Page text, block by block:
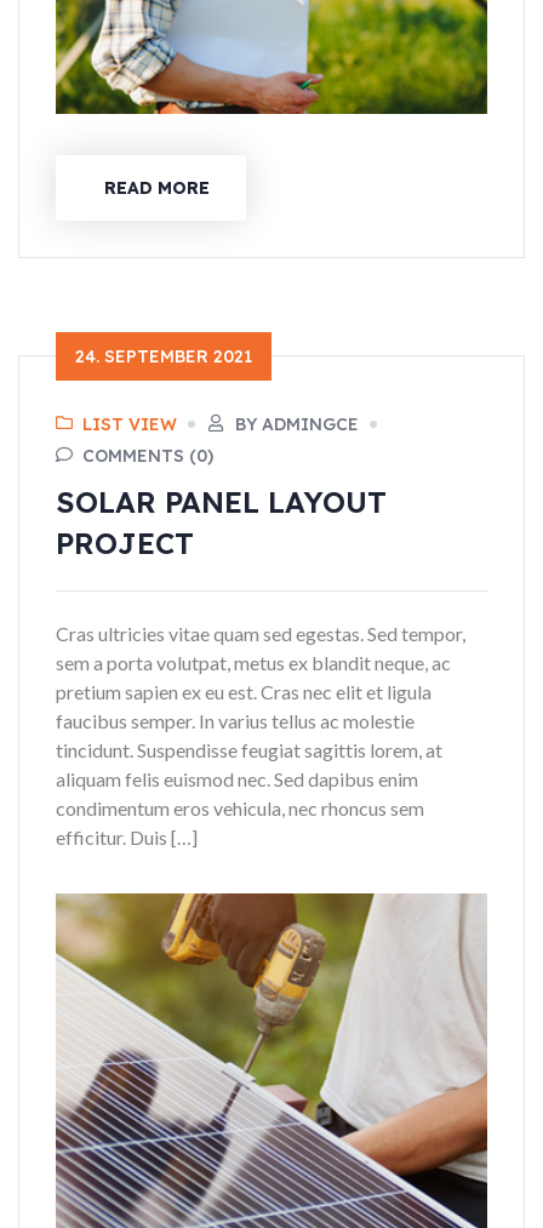
READ MORE
24. SEPTEMBER 2021
LIST VIEW
BY ADMINGCE
COMMENTS (0)
SOLAR PANEL LAYOUT
PROJECT
Cras ultricies vitae quam sed egestas. Sed tempor,
sem a porta volutpat, metus ex blandit neque, ac
pretium sapien ex eu est. Cras nec elit et ligula
faucibus semper. In varius tellus ac molestie
tincidunt. Suspendisse feugiat sagittis lorem, at
aliquam felis euismod nec. Sed dapibus enim
condimentum eros vehicula, nec rhoncus sem
efficitur. Duis […]